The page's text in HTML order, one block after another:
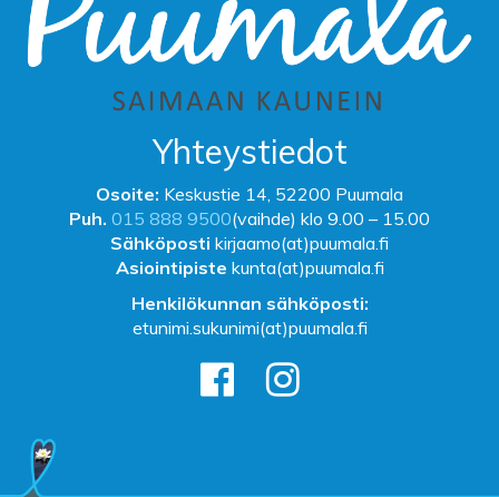
Yhteystiedot
Osoite: Keskustie 14, 52200 Puumala
Puh. 015 888 9500(vaihde) klo 9.00 – 15.00
Sähköposti kirjaamo(at)puumala.fi
Asiointipiste kunta(at)puumala.fi
Henkilökunnan sähköposti:
etunimi.sukunimi(at)puumala.fi